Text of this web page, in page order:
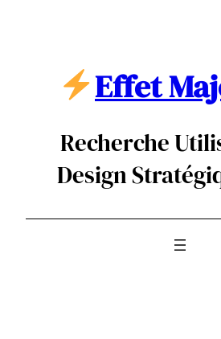
Effet
Recherche
Design